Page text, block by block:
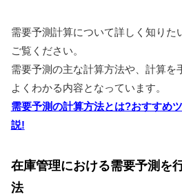
需要予測計算について詳しく知りた
ご覧ください。
需要予測の主な計算方法や、計算を
よくわかる内容となっています。
需要予測の計算方法とは?おすすめ
説!
在庫管理における需要予測を
法